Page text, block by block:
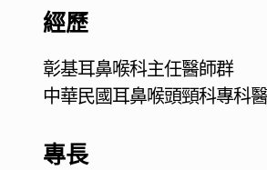
經歷
彰基耳鼻喉科主任醫師群
中華民國耳鼻喉頭頸科專科
專長